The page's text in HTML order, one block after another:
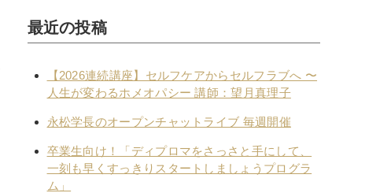
最近の投稿
【2026連続講座】セルフケアからセルフラブへ 〜
人生が変わるホメオパシー 講師：望月真理子
永松学長のオープンチャットライブ 毎週開催
卒業生向け！「ディプロマをさっさと手にして、
一刻も早くすっきりスタートしましょうプログラ
ム」